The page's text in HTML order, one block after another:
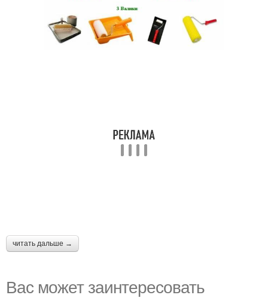
читать дальше →
Вас может заинтересовать